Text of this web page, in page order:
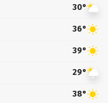
30°
36°
39°
29°
38°